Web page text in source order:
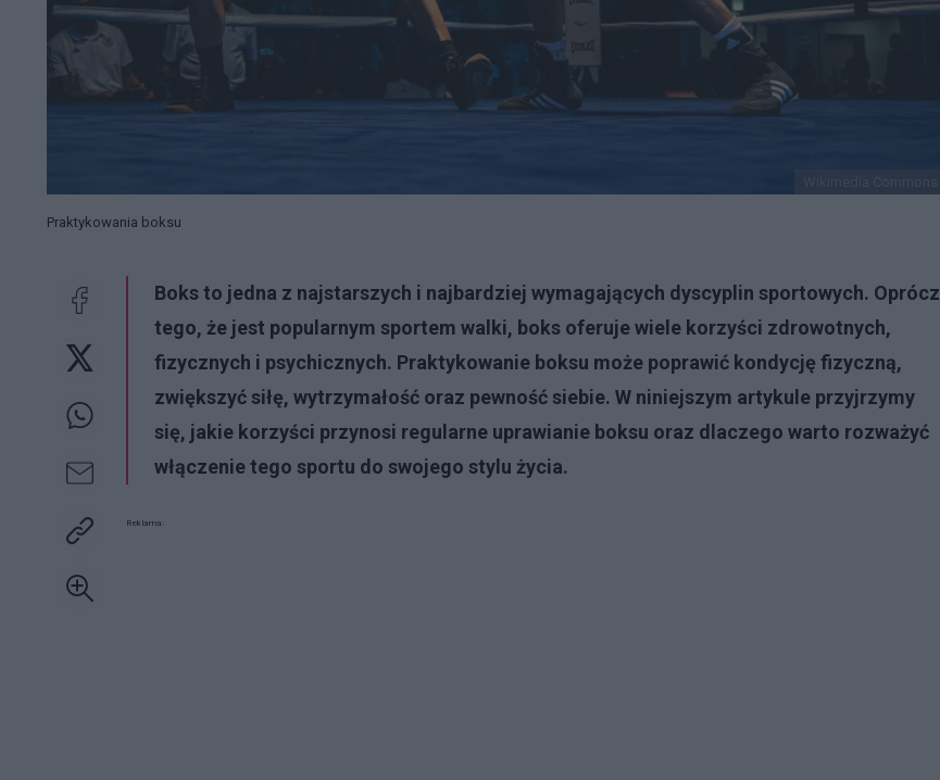
Praktykowania boksu
Boks to jedna z najstarszych i najbardziej wymagających dyscyplin sportowych. Oprócz
tego, że jest popularnym sportem walki, boks oferuje wiele korzyści zdrowotnych,
fizycznych i psychicznych. Praktykowanie boksu może poprawić kondycję fizyczną,
zwiększyć siłę, wytrzymałość oraz pewność siebie. W niniejszym artykule przyjrzymy
się, jakie korzyści przynosi regularne uprawianie boksu oraz dlaczego warto rozważyć
włączenie tego sportu do swojego stylu życia.
Reklama: